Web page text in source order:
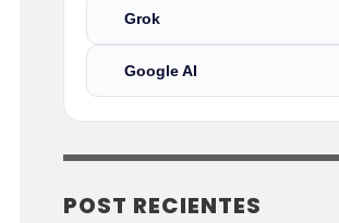
Grok
Google AI
POST RECIENTES